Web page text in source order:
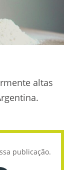
altas
publicação.